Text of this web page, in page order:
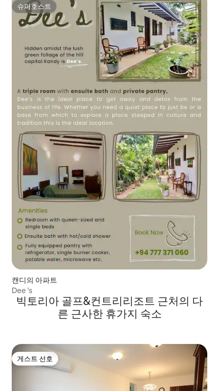
슈퍼호스트
슈퍼호스트
캔디의 아파트
Dee 's
빅토리아 골프&컨트리리조트 근처의 다
른 근사한 휴가지 숙소
게스트 선호
게스트 선호